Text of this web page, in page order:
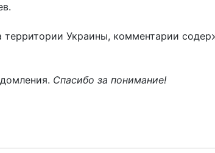
Украины, комментарии
Спасибо за понимание!